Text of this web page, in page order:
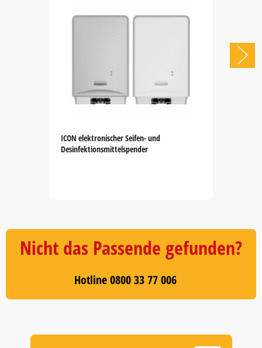
ICON elektronischer Seifen- und
Desinfektionsmittelspender
5
Nicht das Passende gefunden?
Hotline 0800 33 77 006